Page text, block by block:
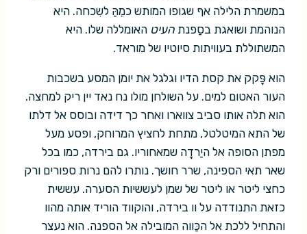
במשמרת הלילה אף שגופו המותש כמֵהַּ לשִכחה. היא
הנוהמת ושואגת בסַפנת העיט האומללה שלו. היא
המשתוללת בעוויתות סיוטיו של מוראד.
הוא פָּקק את קסת הדיו וגלגל את יומן המסע בשכבות
העור האטום למים. על השולחן מולו נח נאד יין ריק למחצה.
הוא תלה אותו סביב צווארו ואחר כך דידה ובוסס אל דלתו
של התא המיטלטל, מתחת לחציץ המרוחק, ופסע מעל
מפתן הסופה אל היַרדָה שמאחוריו. גם בירדה, כמו בכל
שאר תאי הספינה, שרר חושך. נותרו להם נרות ספורים ורק
כחצי ליטר או ליטר של שמן לעששיות הסערה. עששית
כזאת התנודדה על וו בירדה, והוקווד הוריד אותה מהוו
והתחיל ללכת אל הכַּווה המובילה אל הספנה. הוא נעצר